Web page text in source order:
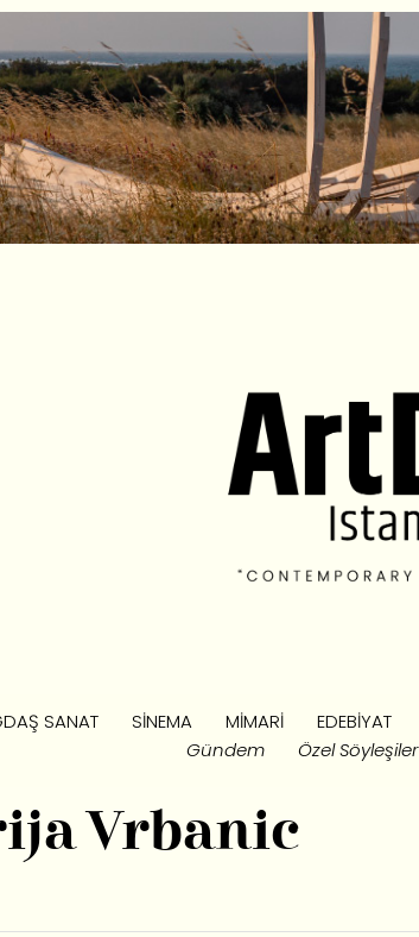
SANAT SINEMA MIMARI EDEBIYAT
Gündem
Özel Söyleşiler
Vrbanic